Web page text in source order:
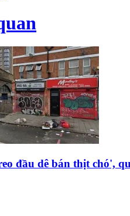
đầu dê bán thịt chó',